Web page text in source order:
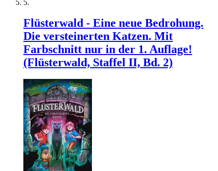
Flüsterwald - Eine neue Bedrohung.
Die versteinerten Katzen. Mit
Farbschnitt nur in der 1. Auflage!
(Flüsterwald, Staffel II, Bd. 2)